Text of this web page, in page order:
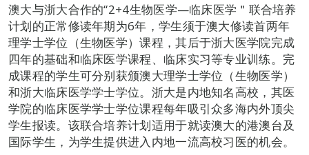
澳大与浙大合作的“2+4生物医学—临床医学＂联合培养
计划的正常修读年期为6年，学生须于澳大修读首两年
理学士学位（生物医学）课程，其后于浙大医学院完成
四年的基础和临床医学课程、临床实习等专业训练。完
成课程的学生可分别获颁澳大理学士学位（生物医学）
和浙大临床医学学士学位。浙大是内地知名高校，其医
学院的临床医学学士学位课程每年吸引众多海内外顶尖
学生报读。该联合培养计划适用于就读澳大的港澳台及
国际学生，为学生提供进入内地一流高校习医的机会。